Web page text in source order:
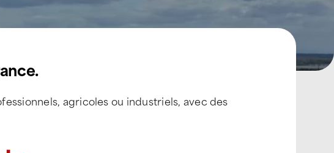
agricoles ou industriels, avec des